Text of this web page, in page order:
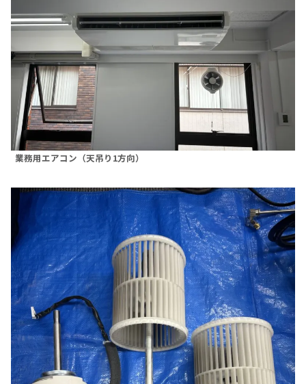
業務用エアコン（天吊り1方向）